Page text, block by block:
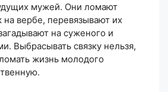
мужей. Они ломают
на вербе, перевязывают их
на суженого и
Выбрасывать связку нельзя,
жизнь молодого